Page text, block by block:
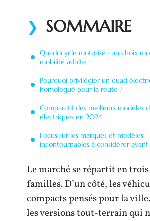
SOMMAIRE
Quadricycle motorisé : un choix
mobilité adulte
Pourquoi privilégier un quad
homologué pour la route ?
Comparatif des meilleurs modèles
électriques en 2024
Focus sur les marques et modèles
incontournables à considérer avant
Le marché se répartit en
familles. D’un côté, les
compacts pensés pour la
les versions tout-terrain qui